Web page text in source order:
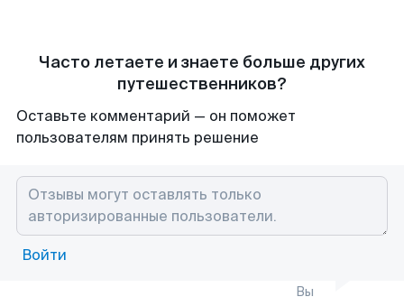
Часто летаете и знаете больше других
путешественников?
Оставьте комментарий — он поможет
пользователям принять решение
Войти
Вы